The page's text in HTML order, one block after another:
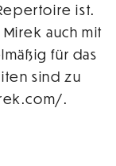
ist.
auch mit
für das
sind zu
.